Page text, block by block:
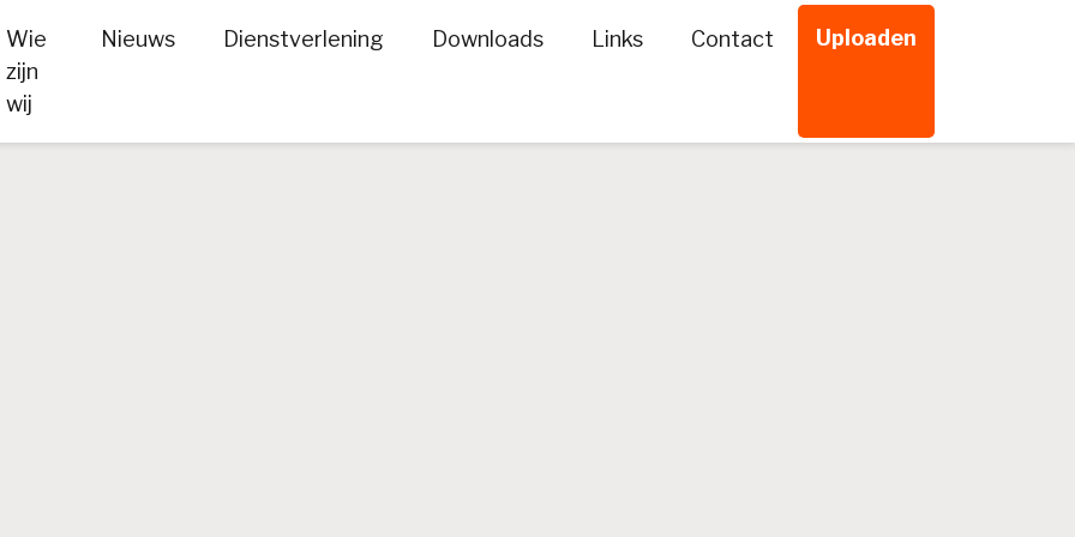
Wie
zijn
wij
Nieuws Dienstverlening Downloads Links Contact Uploaden